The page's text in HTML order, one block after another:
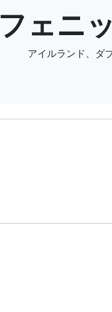
フェニ
アイルランド、ダ